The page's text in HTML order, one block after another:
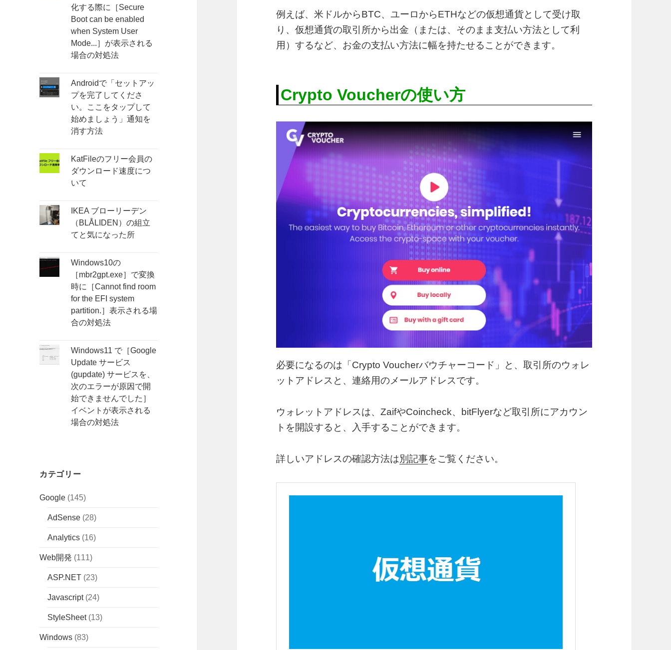
化する際に［Secure
Boot can be enabled
when System User
Mode...］が表示される
場合の対処法
Androidで「セットアッ
プを完了してくださ
い。ここをタップして
始めましょう」通知を
消す方法
KatFileのフリー会員の
ダウンロード速度につ
いて
IKEA ブローリーデン
（BLÅLIDEN）の組立
てと気になった所
Windows10の
［mbr2gpt.exe］で変換
時に［Cannot find room
for the EFI system
partition.］表示される場
合の対処法
Windows11 で［Google
Update サービス
(gupdate) サービスを、
次のエラーが原因で開
始できませんでした］
イベントが表示される
場合の対処法
カテゴリー
Google (145)
AdSense (28)
Analytics (16)
Web開発 (111)
ASP.NET (23)
Javascript(24)
StyleSheet(13)
Windows (83)
例えば、米ドルからBTC、ユーロからETHなどの仮想通貨として受け取
り、仮想通貨の取引所から出金（または、そのまま支払い方法として利
用）するなど、お金の支払い方法に幅を持たせることができます。
Crypto Voucherの使い方
必要になるのは「Crypto Voucherバウチャーコード」と、取引所のウォレ
ットアドレスと、連絡用のメールアドレスです。
ウォレットアドレスは、ZaifやCoincheck、bitFlyerなど取引所にアカウン
トを開設すると、入手することができます。
詳しいアドレスの確認方法は別記事をご覧ください。